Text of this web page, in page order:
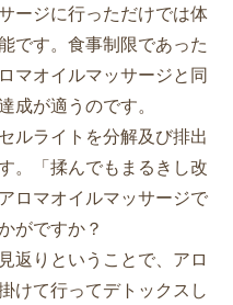
ージに行っただけでは体
です。食事制限であった
マオイルマッサージと同
成が適うのです。
ルライトを分解及び排出
。「揉んでもまるきし改
ロマオイルマッサージで
がですか？
返りということで、アロ
けて行ってデトックスし